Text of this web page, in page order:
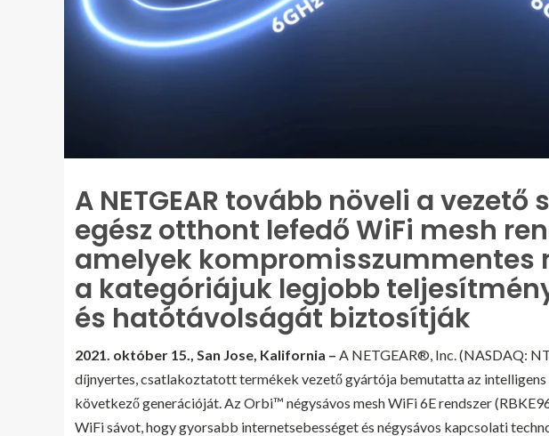
A NETGEAR tovább növeli a vezető
egész otthont lefedő WiFi mesh
amelyek kompromisszummentes
a kategóriájuk legjobb
és hatótávolságát biztosítják
2021. október 15., San Jose, Kalifornia – A NETGEAR®, Inc. (NASDAQ:
díjnyertes, csatlakoztatott termékek vezető gyártója bemutatta az
következő generációját. Az Orbi™ négysávos mesh WiFi 6E rendszer
WiFi sávot, hogy gyorsabb internetsebességet és négysávos kapcsolati